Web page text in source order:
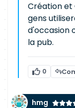
Création et
gens
d'occasion
la pub.
0
hmg